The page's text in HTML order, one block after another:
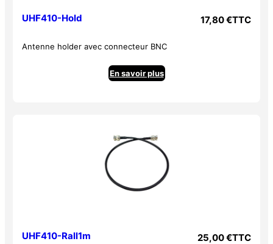
UHF410-Hold 17,80€TTC
Antenne holder avec connecteur BNC
En savoir plus
UHF410-Rall1m 25,00€TTC